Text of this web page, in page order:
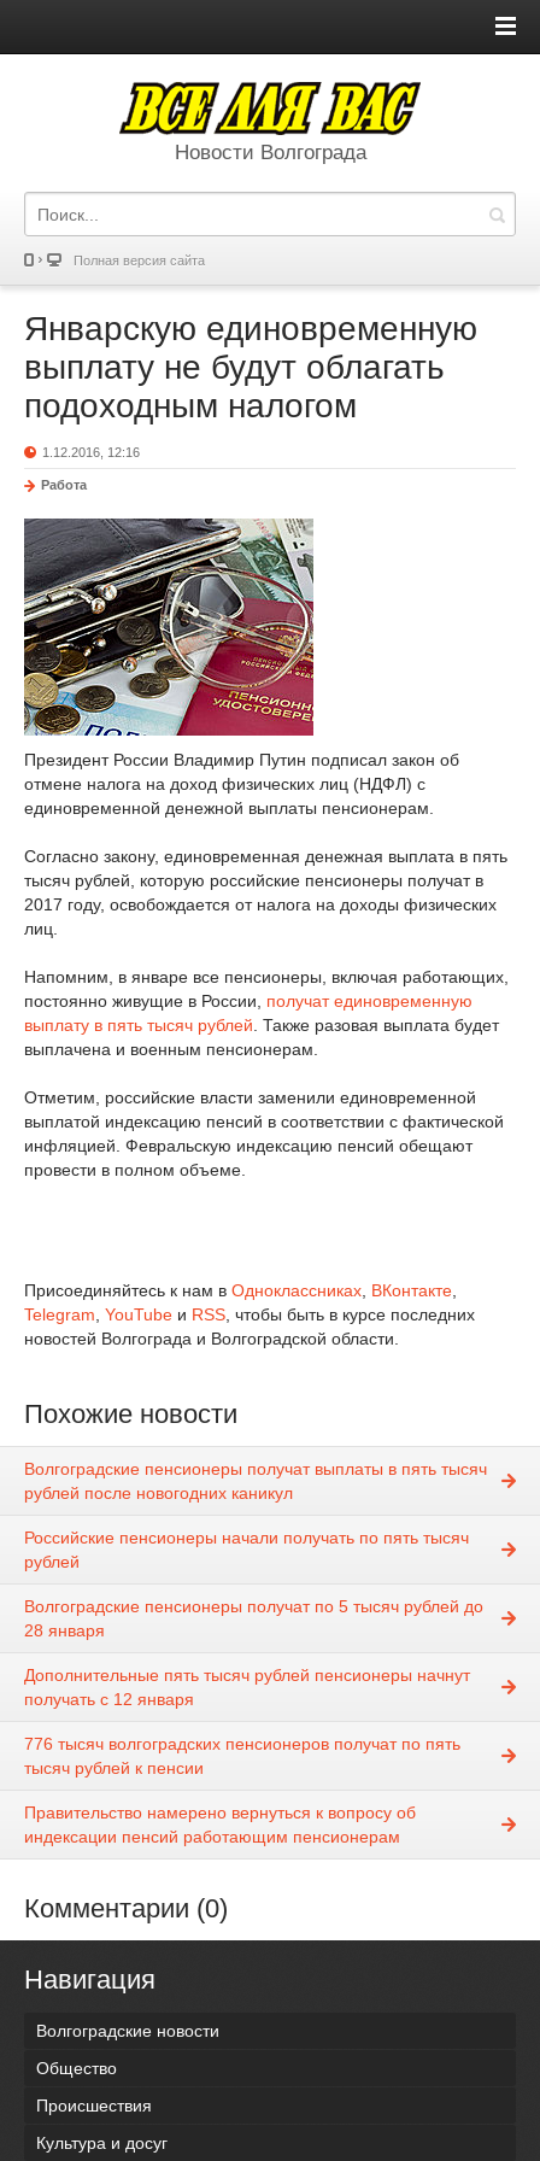
Новости Волгограда
Полная версия сайта
Январскую единовременную
выплату не будут облагать
подоходным налогом
1.12.2016, 12:16
Работа
Президент России Владимир Путин подписал закон об
отмене налога на доход физических лиц (НДФЛ) с
единовременной денежной выплаты пенсионерам.
Согласно закону, единовременная денежная выплата в пять
тысяч рублей, которую российские пенсионеры получат в
2017 году, освобождается от налога на доходы физических
лиц.
Напомним, в январе все пенсионеры, включая работающих,
постоянно живущие в России, получат единовременную
выплату в пять тысяч рублей . Также разовая выплата будет
выплачена и военным пенсионерам.
Отметим, российские власти заменили единовременной
выплатой индексацию пенсий в соответствии с фактической
инфляцией. Февральскую индексацию пенсий обещают
провести в полном объеме.
Присоединяйтесь к нам в Одноклассниках ВКонтакте
Telegram YouTube и RSS , чтобы быть в курсе последних
новостей Волгограда и Волгоградской области.
Похожие новости
Волгоградские пенсионеры получат выплаты в пять тысяч
рублей после новогодних каникул
Российские пенсионеры начали получать по пять тысяч
рублей
Волгоградские пенсионеры получат по 5 тысяч рублей до
28 января
Дополнительные пять тысяч рублей пенсионеры начнут
получать с 12 января
776 тысяч волгоградских пенсионеров получат по пять
тысяч рублей к пенсии
Правительство намерено вернуться к вопросу об
индексации пенсий работающим пенсионерам
Комментарии (0)
Навигация
Волгоградские новости
Общество
Происшествия
Культура и досуг